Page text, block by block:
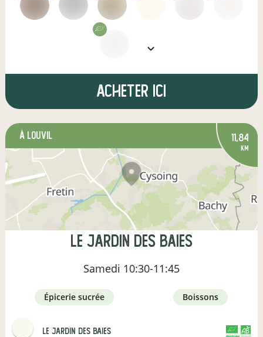
Acheter ici
à Louvil 11,84
km
Le Jardin des Baies
Samedi 10:30-11:45
épicerie sucrée boissons
Le Jardin des Baies